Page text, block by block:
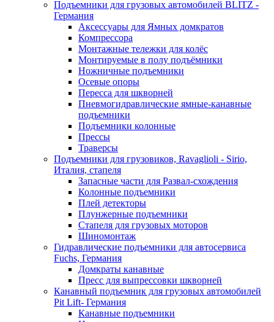
Подъемники для грузовых автомобилей BLITZ -
Германия
Аксессуары для Ямных домкратов
Компрессора
Монтажные тележки для колёс
Монтируемые в полу подъёмники
Ножничные подъемники
Осевые опоры
Пересса для шкворней
Пневмогидравлические ямные-канавные
подъемники
Подъемники колонные
Прессы
Траверсы
Подъемники для грузовиков, Ravaglioli - Sirio,
Италия, стапеля
Запасные части для Развал-схождения
Колонные подъемники
Плей детекторы
Плунжерные подъемники
Стапеля для грузовых моторов
Шиномонтаж
Гидравлические подъемники для автосервиса
Fuchs, Германия
Домкраты канавные
Пресс для выпрессовки шкворней
Канавный подъемник для грузовых автомобилей
Pit Lift- Германия
Канавные подъемники